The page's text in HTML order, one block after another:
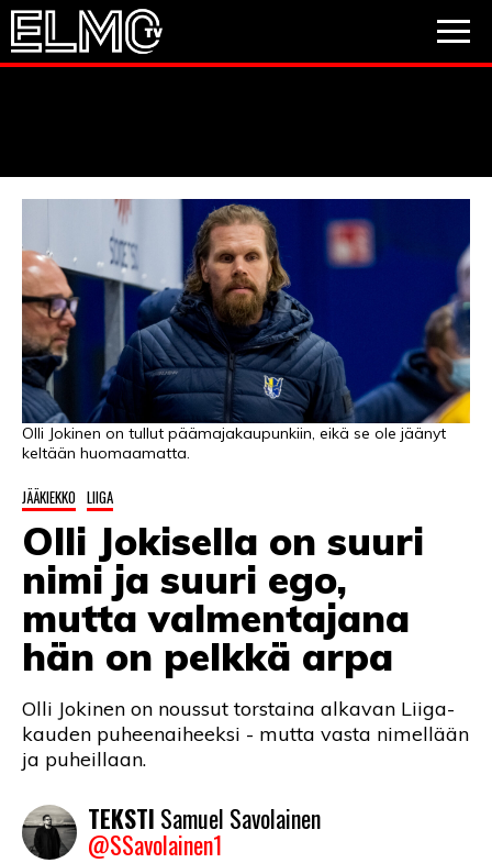
Olli Jokinen on tullut päämajakaupunkiin, eikä se ole jäänyt
keltään huomaamatta.
JÄÄKIEKKO LIIGA
Olli Jokisella on suuri
nimi ja suuri ego,
mutta valmentajana
hän on pelkkä arpa
Olli Jokinen on noussut torstaina alkavan Liiga-
kauden puheenaiheeksi - mutta vasta nimellään
ja puheillaan.
TEKSTI Samuel Savolainen
@SSavolainen1
PESÄPALLO
VIDEOT
PODCASTIT
JALKAPALLO
EM2021
Huuhkajat
Veikkausliiga
Valioliiga
Muut sarjat
JÄÄKIEKKO
PESÄPALLO
LINTU VAI KALA
46 DENTON ROAD
VIDEOT
PODCASTIT